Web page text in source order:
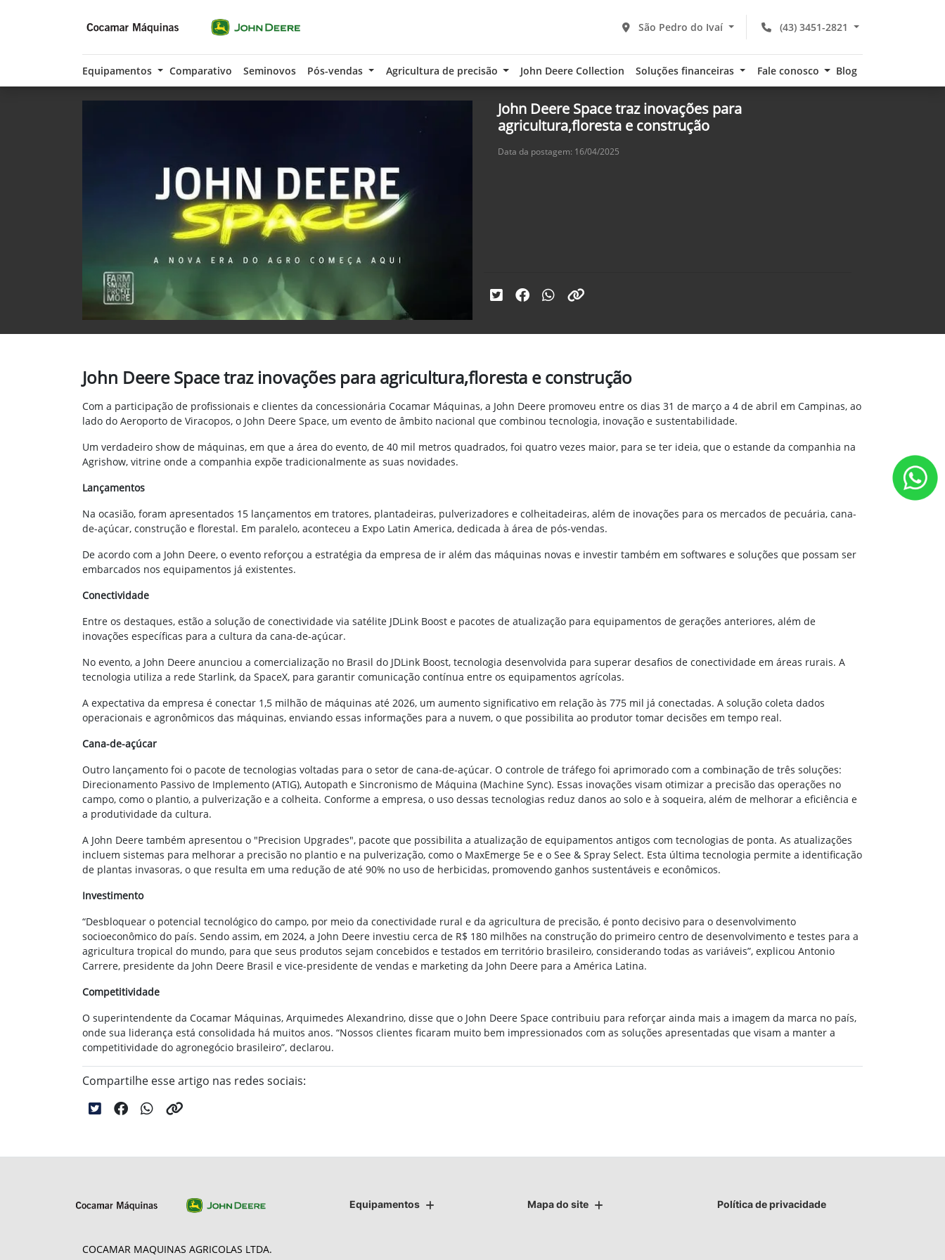
(43) 3451-2821
São Pedro do Ivaí
Equipamentos Comparativo Seminovos Pós-vendas Agricultura de precisão John Deere Collection Soluções financeiras Fale conosco Blog
John Deere Space traz inovações para
agricultura,floresta e construção
Data da postagem: 16/04/2025
John Deere Space traz inovações para agricultura,floresta e construção
Com a participação de profissionais e clientes da concessionária Cocamar Máquinas, a John Deere promoveu entre os dias 31 de março a 4 de abril em Campinas, ao
lado do Aeroporto de Viracopos, o John Deere Space, um evento de âmbito nacional que combinou tecnologia, inovação e sustentabilidade.
Um verdadeiro show de máquinas, em que a área do evento, de 40 mil metros quadrados, foi quatro vezes maior, para se ter ideia, que o estande da companhia na
Agrishow, vitrine onde a companhia expõe tradicionalmente as suas novidades.
Lançamentos
Na ocasião, foram apresentados 15 lançamentos em tratores, plantadeiras, pulverizadores e colheitadeiras, além de inovações para os mercados de pecuária, cana-
de-açúcar, construção e florestal. Em paralelo, aconteceu a Expo Latin America, dedicada à área de pós-vendas.
De acordo com a John Deere, o evento reforçou a estratégia da empresa de ir além das máquinas novas e investir também em softwares e soluções que possam ser
embarcados nos equipamentos já existentes.
Conectividade
Entre os destaques, estão a solução de conectividade via satélite JDLink Boost e pacotes de atualização para equipamentos de gerações anteriores, além de
inovações específicas para a cultura da cana-de-açúcar.
No evento, a John Deere anunciou a comercialização no Brasil do JDLink Boost, tecnologia desenvolvida para superar desafios de conectividade em áreas rurais. A
tecnologia utiliza a rede Starlink, da SpaceX, para garantir comunicação contínua entre os equipamentos agrícolas.
A expectativa da empresa é conectar 1,5 milhão de máquinas até 2026, um aumento significativo em relação às 775 mil já conectadas. A solução coleta dados
operacionais e agronômicos das máquinas, enviando essas informações para a nuvem, o que possibilita ao produtor tomar decisões em tempo real.
Cana-de-açúcar
Outro lançamento foi o pacote de tecnologias voltadas para o setor de cana-de-açúcar. O controle de tráfego foi aprimorado com a combinação de três soluções:
Direcionamento Passivo de Implemento (ATIG), Autopath e Sincronismo de Máquina (Machine Sync). Essas inovações visam otimizar a precisão das operações no
campo, como o plantio, a pulverização e a colheita. Conforme a empresa, o uso dessas tecnologias reduz danos ao solo e à soqueira, além de melhorar a eficiência e
a produtividade da cultura.
A John Deere também apresentou o "Precision Upgrades", pacote que possibilita a atualização de equipamentos antigos com tecnologias de ponta. As atualizações
incluem sistemas para melhorar a precisão no plantio e na pulverização, como o MaxEmerge 5e e o See & Spray Select. Esta última tecnologia permite a identificação
de plantas invasoras, o que resulta em uma redução de até 90% no uso de herbicidas, promovendo ganhos sustentáveis e econômicos.
Investimento
“Desbloquear o potencial tecnológico do campo, por meio da conectividade rural e da agricultura de precisão, é ponto decisivo para o desenvolvimento
socioeconômico do país. Sendo assim, em 2024, a John Deere investiu cerca de R$ 180 milhões na construção do primeiro centro de desenvolvimento e testes para a
agricultura tropical do mundo, para que seus produtos sejam concebidos e testados em território brasileiro, considerando todas as variáveis”, explicou Antonio
Carrere, presidente da John Deere Brasil e vice-presidente de vendas e marketing da John Deere para a América Latina.
Competitividade
O superintendente da Cocamar Máquinas, Arquimedes Alexandrino, disse que o John Deere Space contribuiu para reforçar ainda mais a imagem da marca no país,
onde sua liderança está consolidada há muitos anos. “Nossos clientes ficaram muito bem impressionados com as soluções apresentadas que visam a manter a
competitividade do agronegócio brasileiro”, declarou.
Compartilhe esse artigo nas redes sociais:
Equipamentos Mapa do site Política de privacidade
COCAMAR MAQUINAS AGRICOLAS LTDA.